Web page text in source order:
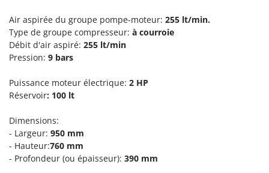
Pétrins à Spirale
Piscines
Planteuses de pommes de terre pour tracteur
Plumeuses
Pompes de transfert
Pompes immergées électriques
Postes à souder
G
G3 Ferrari
Gardena
Garofalo
GeoTech
GeoTech Pro
Gierre
Ginko - MGM
Air aspirée du groupe pompe-moteur: 255 lt/min.
Type de groupe compresseur: à courroie
Débit d'air aspiré: 255 lt/min
Pression: 9 bars
Puissance moteur électrique: 2 HP
Réservoir: 100 lt
Dimensions:
- Largeur: 950 mm
- Hauteur:760 mm
- Profondeur (ou épaisseur): 390 mm